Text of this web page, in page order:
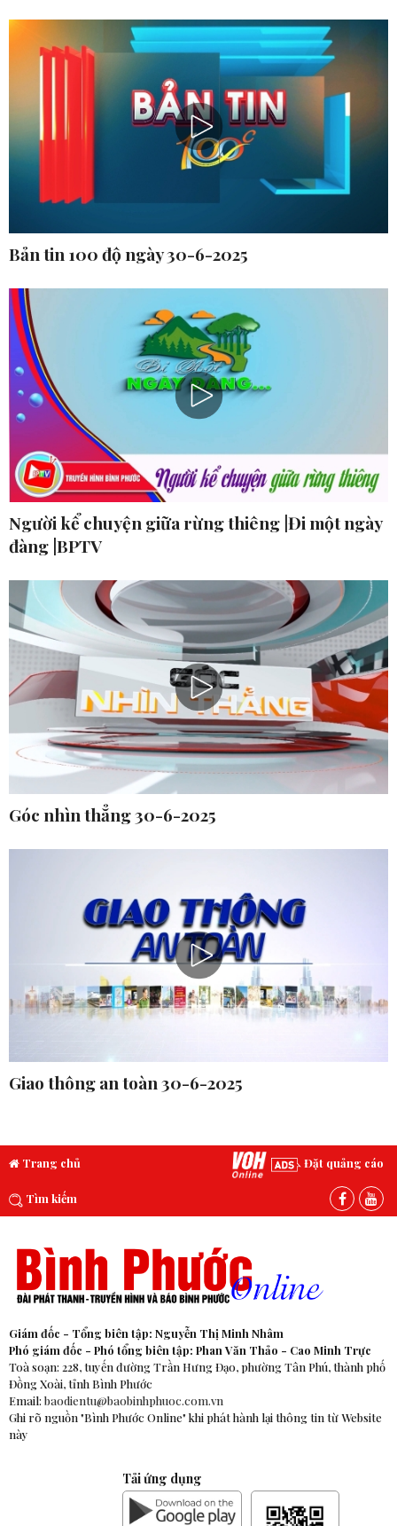
Bản tin 100 độ ngày 30-6-2025
Người kể chuyện giữa rừng thiêng |Đi một ngày
đàng |BPTV
Góc nhìn thẳng 30-6-2025
Giao thông an toàn 30-6-2025
Trang chủ Đặt quảng cáo
Tìm kiếm
Giám đốc - Tổng biên tập: Nguyễn Thị Minh Nhâm
Phó giám đốc - Phó tổng biên tập: Phan Văn Thảo - Cao Minh Trực
Toà soạn: 228, tuyến đường Trần Hưng Đạo, phường Tân Phú, thành phố
Đồng Xoài, tỉnh Bình Phước
Email: baodientu@baobinhphuoc.com.vn
Ghi rõ nguồn "Bình Phước Online" khi phát hành lại thông tin từ Website
này
Tải ứng dụng